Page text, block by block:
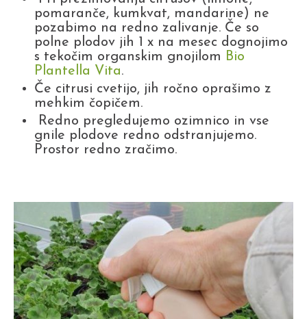
pomaranče, kumkvat, mandarine) ne
pozabimo na redno zalivanje. Če so
polne plodov jih 1 x na mesec dognojimo
s tekočim organskim gnojilom Bio
Plantella Vita.
Če citrusi cvetijo, jih ročno oprašimo z
mehkim čopičem.
Redno pregledujemo ozimnico in vse
gnile plodove redno odstranjujemo.
Prostor redno zračimo.